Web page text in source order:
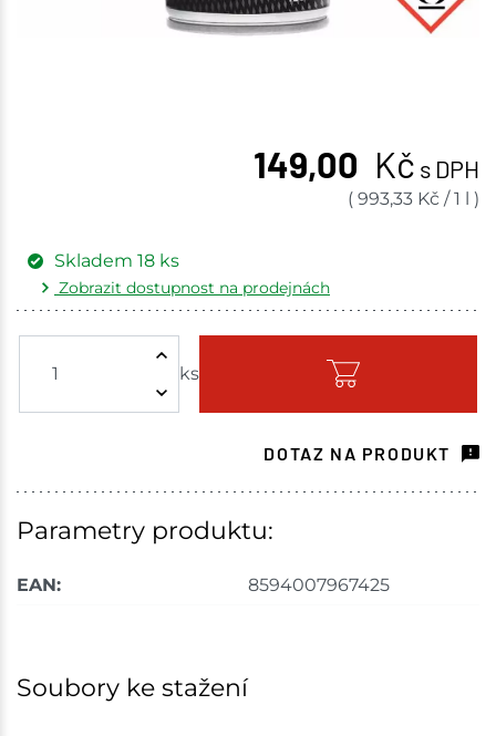
149,00 Kč s DPH
( 993,33 Kč /1 l )
ks
Skladem 18 ks
Zobrazit dostupnost na prodejnách
Skladem - ihned k odeslání
Havlíčkův Brod 1 ks
DOTAZ NA PRODUKT
Parametry produktu:
EAN: 8594007967425
Soubory ke stažení